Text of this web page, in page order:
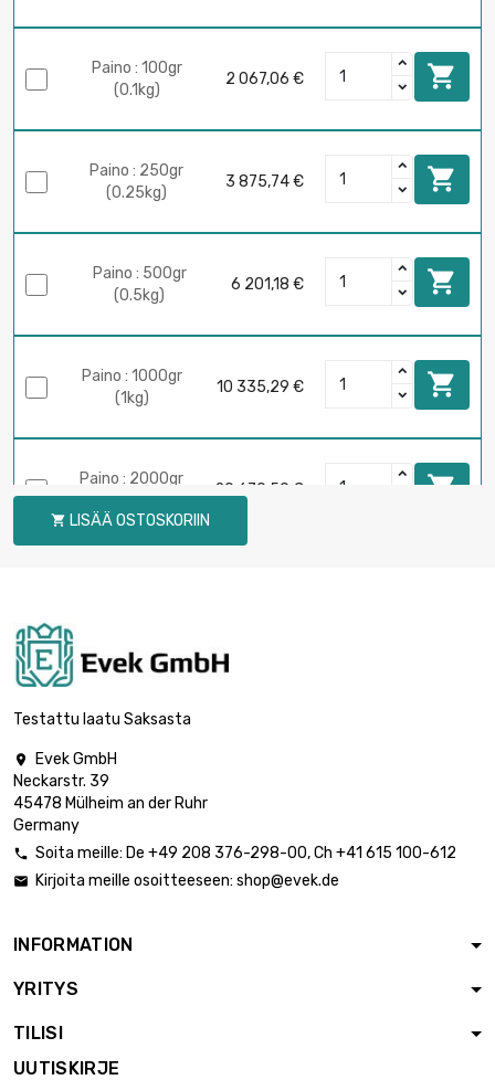
Paino : 100gr
(0.1kg)
2 067,06 € 
Paino : 250gr
(0.25kg)
3 875,74 € 
Paino : 500gr
(0.5kg)
6 201,18 € 
Paino : 1000gr
(1kg)
10 335,29 € 
Paino : 2000gr
(2kg)
20 670,59 € 
 LISÄÄ OSTOSKORIIN
Testattu laatu Saksasta

Evek GmbH
Neckarstr. 39
45478 Mülheim an der Ruhr
Germany
 Soita meille: De +49 208 376-298-00, Ch +41 615 100-612
 Kirjoita meille osoitteeseen: shop@evek.de
INFORMATION
YRITYS
TILISI
UUTISKIRJE